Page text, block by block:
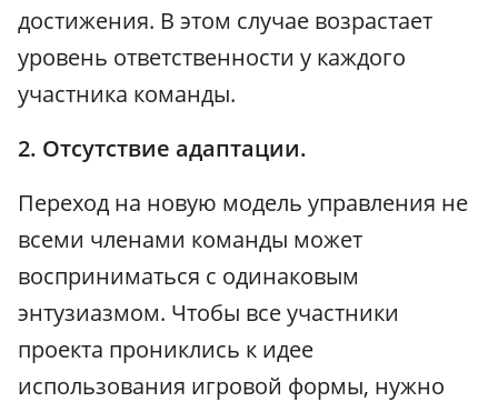
достижения. В этом случае возрастает
уровень ответственности у каждого
участника команды.
2. Отсутствие адаптации.
Переход на новую модель управления не
всеми членами команды может
восприниматься с одинаковым
энтузиазмом. Чтобы все участники
проекта прониклись к идее
использования игровой формы, нужно